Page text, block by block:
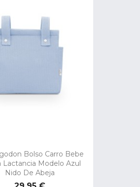
Bolso Carro Bebe
Lactancia Modelo Azul
Nido De Abeja